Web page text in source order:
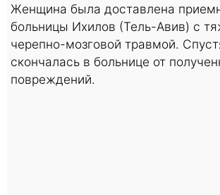
Женщина была доставлена
больницы Ихилов (Тель-Авив) с
черепно-мозговой травмой.
скончалась в больнице от
повреждений.